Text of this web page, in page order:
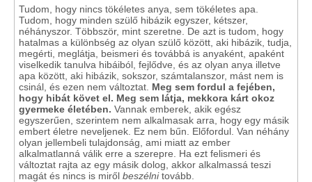
Tudom, hogy nincs tökéletes anya, sem tökéletes apa.
Tudom, hogy minden szülő hibázik egyszer, kétszer,
néhányszor. Többször, mint szeretne. De azt is tudom, hogy
hatalmas a különbség az olyan szülő között, aki hibázik, tudja,
megérti, meglátja, beismeri és továbbá is anyaként, apaként
viselkedik tanulva hibáiból, fejlődve, és az olyan anya illetve
apa között, aki hibázik, sokszor, számtalanszor, mást nem is
csinál, és ezen nem változtat. Meg sem fordul a fejében,
hogy hibát követ el. Meg sem látja, mekkora kárt okoz
gyermeke életében. Vannak emberek, akik egész
egyszerűen, szerintem nem alkalmasak arra, hogy egy másik
embert életre neveljenek. Ez nem bűn. Előfordul. Van néhány
olyan jellembeli tulajdonság, ami miatt az ember
alkalmatlanná válik erre a szerepre. Ha ezt felismeri és
változtat rajta az egy másik dolog, akkor alkalmassá teszi
magát és nincs is miről beszélnitovább.